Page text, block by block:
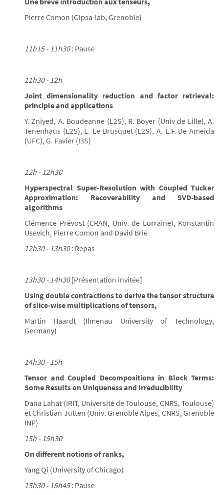
Pierre Comon (Gipsa-lab, Grenoble)
11h15 - 11h30: Pause
11h30 - 12h
Joint dimensionality reduction and factor retrieval:
principle and applications
Y. Zniyed, A. Boudeanne (L2S), R. Boyer (Univ de Lille), A.
Tenenhaus (L2S), L. Le Brusquet (L2S), A. L.F. De Ameida
(UFC), G. Favier (I3S)
12h - 12h30
Hyperspectral Super-Resolution with Coupled Tucker
Approximation: Recoverability and SVD-based
algorithms
Clémence Prévost (CRAN, Univ. de Lorraine), Konstantin
Usevich, Pierre Comon and David Brie
12h30 - 13h30: Repas
13h30 - 14h30[Présentation invitée]
Using double contractions to derive the tensor structure
of slice-wise multiplications of tensors,
Martin Haardt (Ilmenau University of Technology,
Germany)
14h30 - 15h
Tensor and Coupled Decompositions in Block Terms:
Some Results on Uniqueness and Irreducibility
Dana Lahat (IRIT, Université de Toulouse, CNRS, Toulouse)
et Christian Jutten (Univ. Grenoble Alpes, CNRS, Grenoble
INP)
15h - 15h30
On different notions of ranks,
Yang Qi (University of Chicago)
15h30 - 15h45: Pause